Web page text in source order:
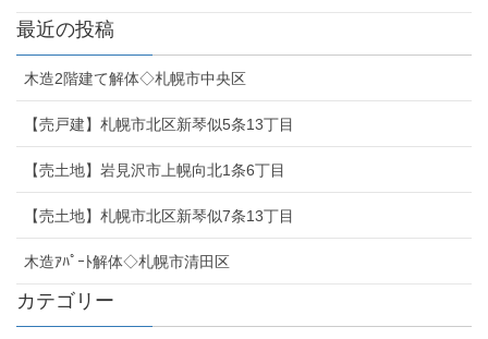
最近の投稿
木造2階建て解体◇札幌市中央区
【売戸建】札幌市北区新琴似5条13丁目
【売土地】岩見沢市上幌向北1条6丁目
【売土地】札幌市北区新琴似7条13丁目
木造ｱﾊﾟｰﾄ解体◇札幌市清田区
カテゴリー